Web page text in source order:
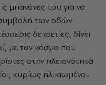
μπανάνες του για να
συμβολή των οδών
δεκαετίες, δίνει
με τον κόσμο που
στην πλειονότητά
κυρίως ηλικιωμένοι.